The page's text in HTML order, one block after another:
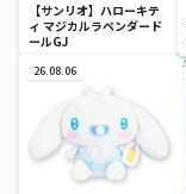
【サンリオ】ハローキテ
ィ マジカルラベンダード
ールGJ
26.08.06